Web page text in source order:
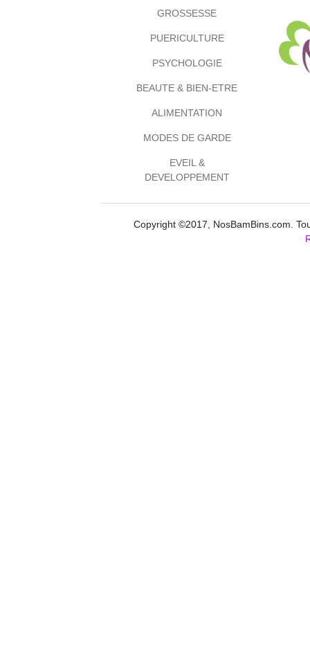
GROSSESSE
PUERICULTURE
PSYCHOLOGIE
BEAUTE & BIEN-ETRE
ALIMENTATION
MODES DE GARDE
EVEIL &
DEVELOPPEMENT
Copyright ©2017, NosBamBins.com.